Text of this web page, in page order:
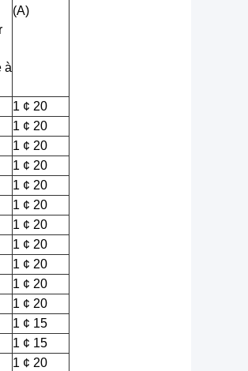
à
(A)
1 ¢ 20
1 ¢ 20
1 ¢ 20
1 ¢ 20
1 ¢ 20
1 ¢ 20
1 ¢ 20
1 ¢ 20
1 ¢ 20
1 ¢ 20
1 ¢ 20
1 ¢ 15
1 ¢ 15
1 ¢ 20